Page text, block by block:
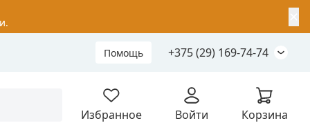
Помощь +375 (29) 169-74-74
Избранное Войти Корзина